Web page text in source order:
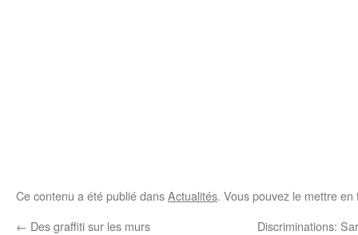
Ce contenu a été publié dansActualités. Vous pouvez le mettre
← Des graffiti sur les murs Discriminations: